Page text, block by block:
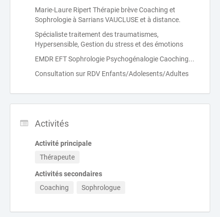
Marie-Laure Ripert Thérapie brève Coaching et
Sophrologie à Sarrians VAUCLUSE et à distance.
Spécialiste traitement des traumatismes,
Hypersensible, Gestion du stress et des émotions
EMDR EFT Sophrologie Psychogénalogie Caoching...
Consultation sur RDV Enfants/Adolesents/Adultes
Activités
Activité principale
Thérapeute
Activités secondaires
Coaching
Sophrologue